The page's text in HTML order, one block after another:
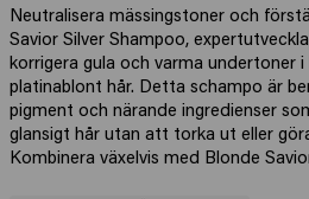
Neutralisera mässingstoner och
Savior Silver Shampoo,
korrigera gula och varma undertoner
platinablont hår. Detta schampo är
pigment och närande ingredienser
glansigt hår utan att torka ut eller
Kombinera växelvis med Blonde